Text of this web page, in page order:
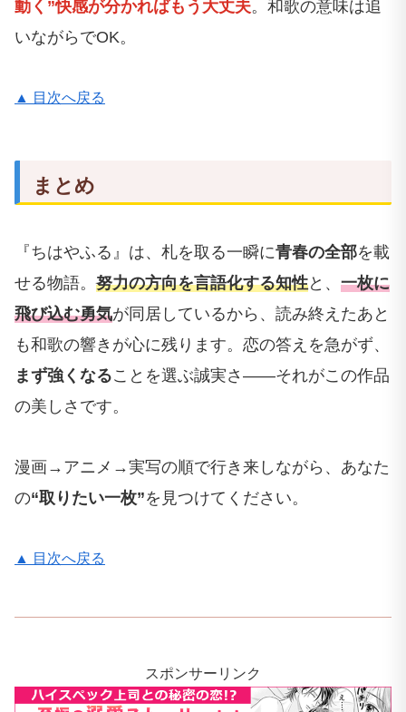
動く”快感が分かればもう大丈夫。和歌の意味は追
いながらでOK。
▲ 目次へ戻る
まとめ
『ちはやふる』は、札を取る一瞬に青春の全部を載
せる物語。努力の方向を言語化する知性と、 一枚に
飛び込む勇気が同居しているから、読み終えたあと
も和歌の響きが心に残ります。恋の答えを急がず、
まず強くなることを選ぶ誠実さ――それがこの作品
の美しさです。
漫画→アニメ→実写の順で行き来しながら、あなた
の“取りたい一枚”を見つけてください。
▲ 目次へ戻る
スポンサーリンク